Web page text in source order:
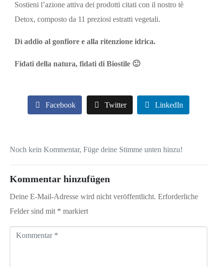
Sostieni l’azione attiva dei prodotti citati con il nostro tè
Detox, composto da 11 preziosi estratti vegetali.
Dì addio al gonfiore e alla ritenzione idrica.
Fidati della natura, fidati di Biostile 🙂
Facebook Twitter LinkedIn
Noch kein Kommentar, Füge deine Stimme unten hinzu!
Kommentar hinzufügen
Deine E-Mail-Adresse wird nicht veröffentlicht. Erforderliche
Felder sind mit * markiert